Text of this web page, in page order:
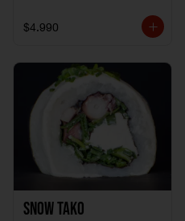
$4.990
Snow Tako